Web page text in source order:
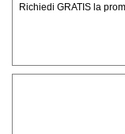
Richiedi GRATIS la